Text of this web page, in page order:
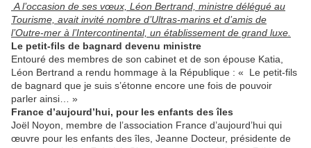
A l’occasion de ses vœux, Léon Bertrand, ministre délégué au
Tourisme, avait invité nombre d’Ultras-marins et d’amis de
l’Outre-mer à l’Intercontinental, un établissement de grand luxe.
Le petit-fils de bagnard devenu ministre
Entouré des membres de son cabinet et de son épouse Katia,
Léon Bertrand a rendu hommage à la République : « Le petit-fils
de bagnard que je suis s’étonne encore une fois de pouvoir
parler ainsi… »
France d’aujourd’hui, pour les enfants des îles
Joël Noyon, membre de l’association France d’aujourd’hui qui
œuvre pour les enfants des îles, Jeanne Docteur, présidente de